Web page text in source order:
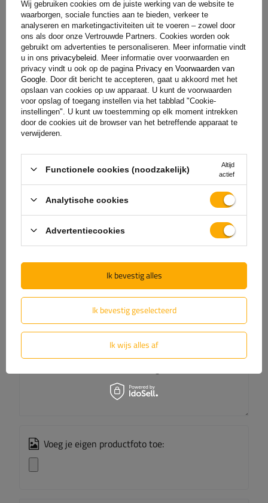
producten? Neem contact met ons op! De specialisten van
Unitrailer geven je graag alle informatie.
+31 30 3100444 unitrailer@utrailer.nl
Specificaties
Levering
Stel uw vraag
Beoordelingen(0)
Laat uw mening achter
Uw score:
5/5
Voeg je eigen productfoto toe:
Wij gebruiken cookies om de juiste werking van de website te
waarborgen, sociale functies aan te bieden, verkeer te
analyseren en marketingactiviteiten uit te voeren – zowel door
ons als door onze Vertrouwde Partners. Cookies worden ook
gebruikt om advertenties te personaliseren. Meer informatie vindt
u in ons privacybeleid . Meer informatie over voorwaarden en
privacy vindt u ook op de pagina Privacy en Voorwaarden van
Google . Door dit bericht te accepteren, gaat u akkoord met het
opslaan van cookies op uw apparaat. U kunt de voorwaarden
voor opslag of toegang instellen via het tabblad "Cookie-
instellingen". U kunt uw toestemming op elk moment intrekken
door de cookies uit de browser van het betreffende apparaat te
verwijderen.
Functionele cookies (noodzakelijk)
Altijd
actief
Analytische cookies
Advertentiecookies
Ik bevestig geselecteerd
Ik wijs alles af
Ik bevestig alles